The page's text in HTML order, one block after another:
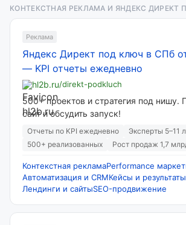
КОНТЕКСТНАЯ РЕКЛАМА И ЯНДЕКС ДИРЕКТ
Реклама
Яндекс Директ под ключ в СПб
— KPI отчеты ежедневно
hl2b.ru/direkt-podkluch
500+ проектов и стратегия под нишу.
сайт и обсудить запуск!
Отчеты по KPI ежедневно
Эксперты 5–11
500+ реализованных
Рост продаж 1,7
Контекстная рекламаPerformance
Автоматизация и CRMКейсы и результаты
Лендинги и сайтыSEO-продвижение